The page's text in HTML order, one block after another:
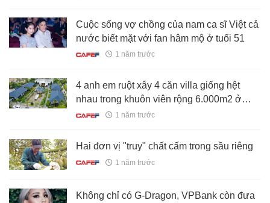
Cuộc sống vợ chồng của nam ca sĩ Việt cả
nước biết mặt với fan hâm mộ ở tuổi 51
1 năm trước
4 anh em ruột xây 4 căn villa giống hệt
nhau trong khuôn viên rộng 6.000m2 ở
Thanh Hóa: Resort nào đọ nổi đây?
1 năm trước
Hai đơn vị "truy" chất cấm trong sầu riêng
1 năm trước
Không chỉ có G-Dragon, VPBank còn đưa